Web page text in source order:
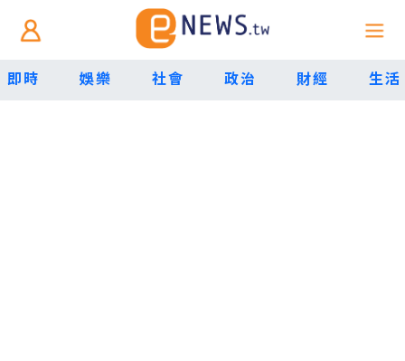
即時 娛樂 社會 政治 財經 生活